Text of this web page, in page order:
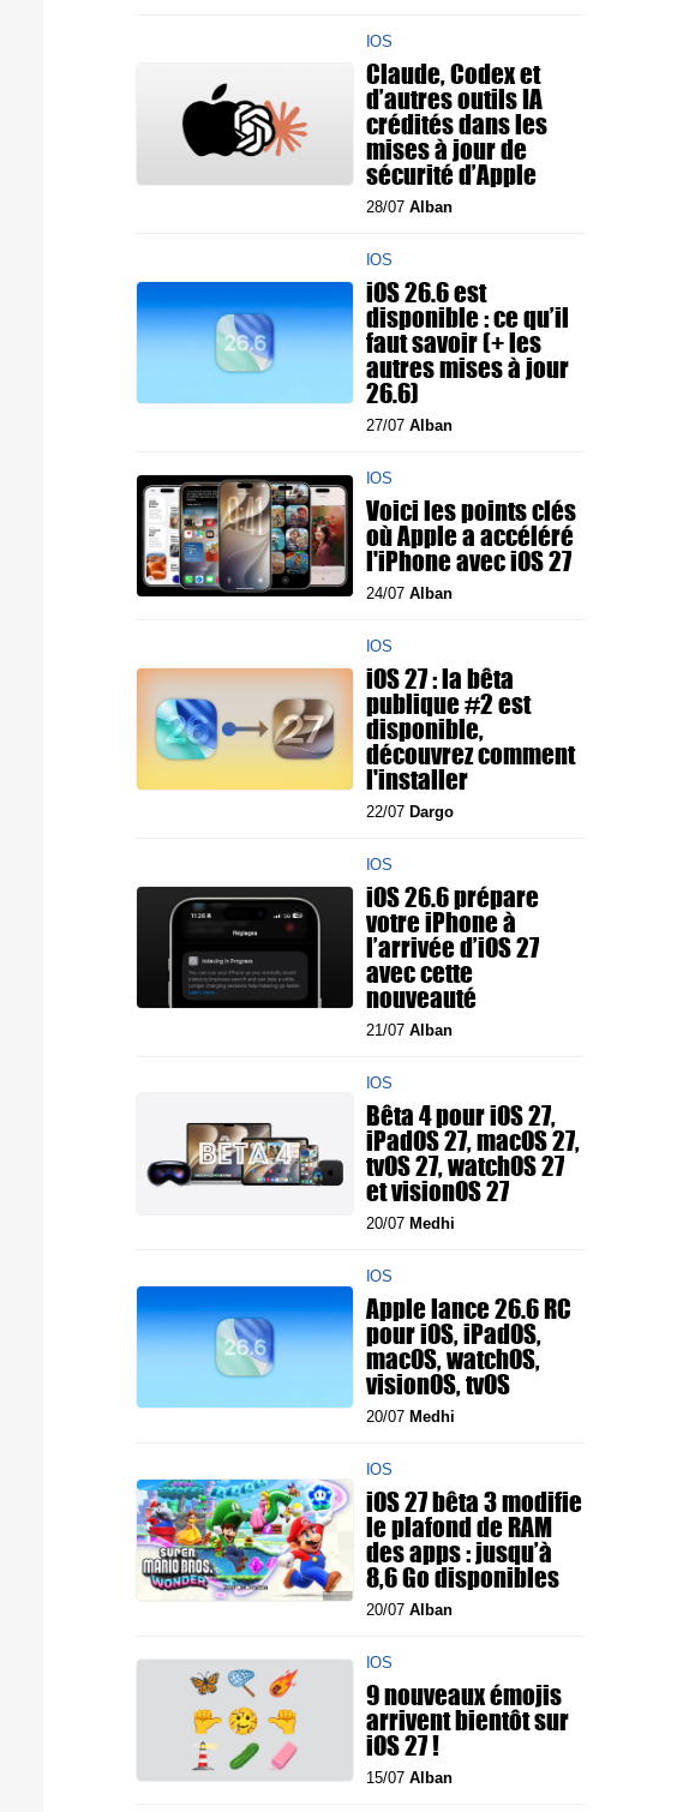
IOS
Claude, Codex et
d’autres outils IA
crédités dans les
mises à jour de
sécurité d’Apple
28/07 Alban
IOS
iOS 26.6 est
disponible : ce qu’il
faut savoir (+ les
autres mises à jour
26.6)
27/07 Alban
IOS
Voici les points clés
où Apple a accéléré
l'iPhone avec iOS 27
24/07 Alban
IOS
iOS 27 : la bêta
publique #2 est
disponible,
découvrez comment
l'installer
22/07 Dargo
IOS
iOS 26.6 prépare
votre iPhone à
l’arrivée d’iOS 27
avec cette
nouveauté
21/07 Alban
IOS
Bêta 4 pour iOS 27,
iPadOS 27, macOS 27,
tvOS 27, watchOS 27
et visionOS 27
20/07 Medhi
IOS
Apple lance 26.6 RC
pour iOS, iPadOS,
macOS, watchOS,
visionOS, tvOS
20/07 Medhi
IOS
iOS 27 bêta 3 modifie
le plafond de RAM
des apps : jusqu’à
8,6 Go disponibles
20/07 Alban
IOS
9 nouveaux émojis
arrivent bientôt sur
iOS 27 !
15/07 Alban